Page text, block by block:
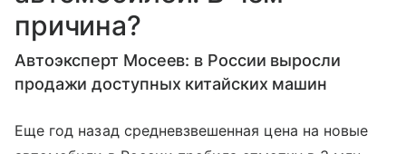
причина?
Автоэксперт Мосеев: в России выросли
продажи доступных китайских машин
Еще год назад средневзвешенная цена на новые